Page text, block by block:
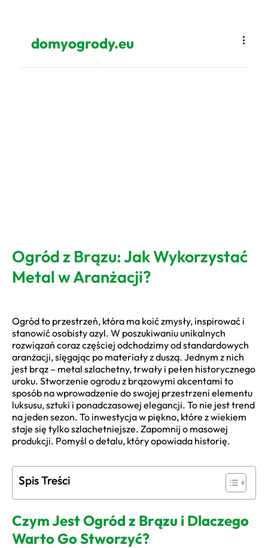
domyogrody.eu
Ogród z Brązu: Jak Wykorzystać
Metal w Aranżacji?
Ogród to przestrzeń, która ma koić zmysły, inspirować i
stanowić osobisty azyl. W poszukiwaniu unikalnych
rozwiązań coraz częściej odchodzimy od standardowych
aranżacji, sięgając po materiały z duszą. Jednym z nich
jest brąz – metal szlachetny, trwały i pełen historycznego
uroku. Stworzenie ogrodu z brązowymi akcentami to
sposób na wprowadzenie do swojej przestrzeni elementu
luksusu, sztuki i ponadczasowej elegancji. To nie jest trend
na jeden sezon. To inwestycja w piękno, które z wiekiem
staje się tylko szlachetniejsze. Zapomnij o masowej
produkcji. Pomyśl o detalu, który opowiada historię.
Spis Treści
Czym Jest Ogród z Brązu i Dlaczego
Warto Go Stworzyć?